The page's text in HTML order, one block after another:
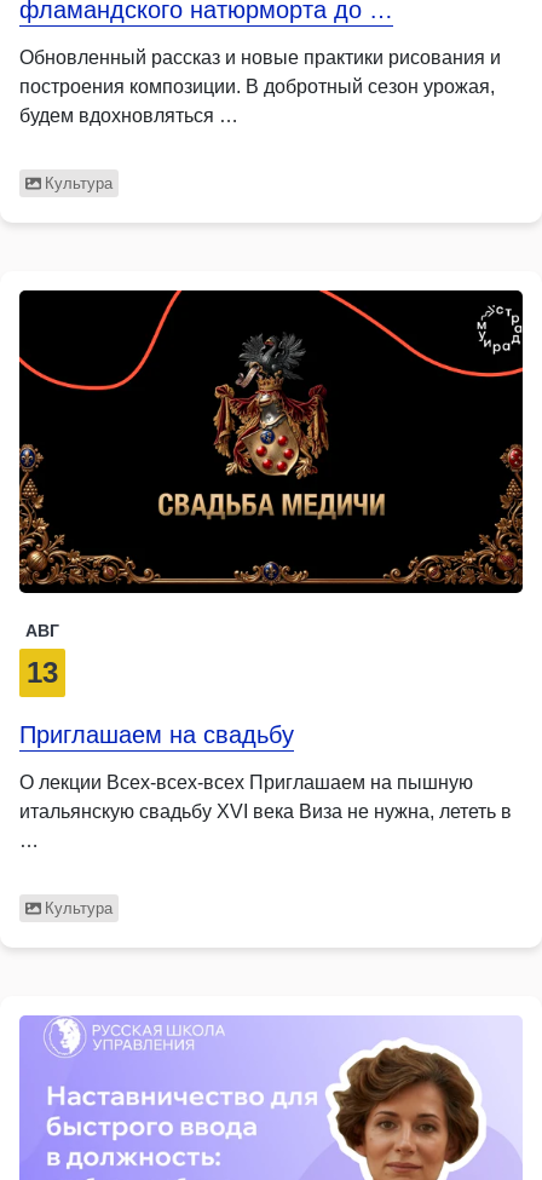
фламандского натюрморта до …
Обновленный рассказ и новые практики рисования и
построения композиции. В добротный сезон урожая,
будем вдохновляться …
Культура
АВГ
13
Приглашаем на свадьбу
О лекции Всех-всех-всех Приглашаем на пышную
итальянскую свадьбу XVI века Виза не нужна, лететь в
…
Культура